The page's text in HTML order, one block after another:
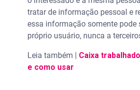
tratar de informação pessoal e
essa informação somente pode
próprio usuário, nunca a
Leia também | Caixa
e como usar